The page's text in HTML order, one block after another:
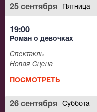
25 сентября Пятница
19:00
Роман о девочках
Спектакль
Новая Сцена
ПОСМОТРЕТЬ
26 сентября Суббота